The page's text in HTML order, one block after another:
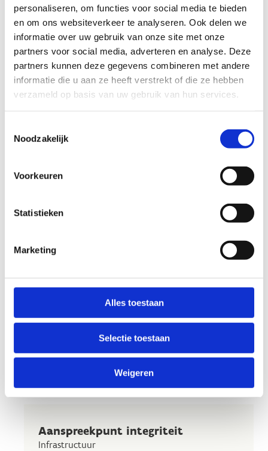
personaliseren, om functies voor social media te bieden
en om ons websiteverkeer te analyseren. Ook delen we
informatie over uw gebruik van onze site met onze
partners voor social media, adverteren en analyse. Deze
partners kunnen deze gegevens combineren met andere
informatie die u aan ze heeft verstrekt of die ze hebben
verzameld op basis van uw gebruik van hun services.
Noodzakelijk
Voorkeuren
Statistieken
Marketing
Alles toestaan
Selectie toestaan
Weigeren
+32 89 86 91 45
Stuur een bericht
Brecht Pauli
Sportkampen, sportweekends en stages
Stuur een bericht
Aankoopverantwoordelijke
Stuur een bericht
Jolien Somers
Marketing & communicatie
+32 4 97 05 71 82
Stuur een bericht
Aanspreekpunt integriteit
Infrastructuur